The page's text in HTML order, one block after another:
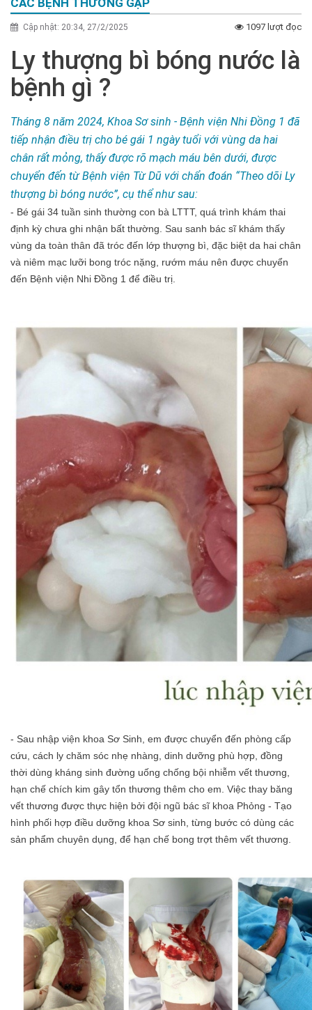
CÁC BỆNH THƯỜNG GẶP
Cập nhật: 20:34, 27/2/2025 1097 lượt đọc
Ly thượng bì bóng nước là
bệnh gì ?
Tháng 8 năm 2024, Khoa Sơ sinh - Bệnh viện Nhi Đồng 1 đã
tiếp nhận điều trị cho bé gái 1 ngày tuổi với vùng da hai
chân rất mỏng, thấy được rõ mạch máu bên dưới, được
chuyển đến từ Bệnh viện Từ Dũ với chẩn đoán “Theo dõi Ly
thượng bì bóng nước”, cụ thể như sau:
- Bé gái 34 tuần sinh thường con bà LTTT, quá trình khám thai
định kỳ chưa ghi nhận bất thường. Sau sanh bác sĩ khám thấy
vùng da toàn thân đã tróc đến lớp thượng bì, đặc biệt da hai chân
và niêm mạc lưỡi bong tróc nặng, rướm máu nên được chuyển
đến Bệnh viện Nhi Đồng 1 để điều trị.
- Sau nhập viện khoa Sơ Sinh, em được chuyển đến phòng cấp
cứu, cách ly chăm sóc nhẹ nhàng, dinh dưỡng phù hợp, đồng
thời dùng kháng sinh đường uống chống bội nhiễm vết thương,
hạn chế chích kim gây tổn thương thêm cho em. Việc thay băng
vết thương được thực hiện bởi đội ngũ bác sĩ khoa Phỏng - Tạo
hình phối hợp điều dưỡng khoa Sơ sinh, từng bước có dùng các
sản phẩm chuyên dụng, để hạn chế bong trợt thêm vết thương.